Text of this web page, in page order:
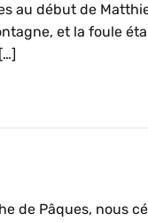
au début de
et la foule
de Pâques, nous